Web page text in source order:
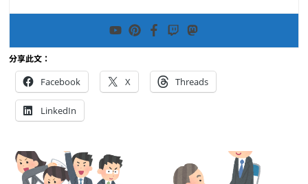
分享此文：
Facebook X Threads
LinkedIn